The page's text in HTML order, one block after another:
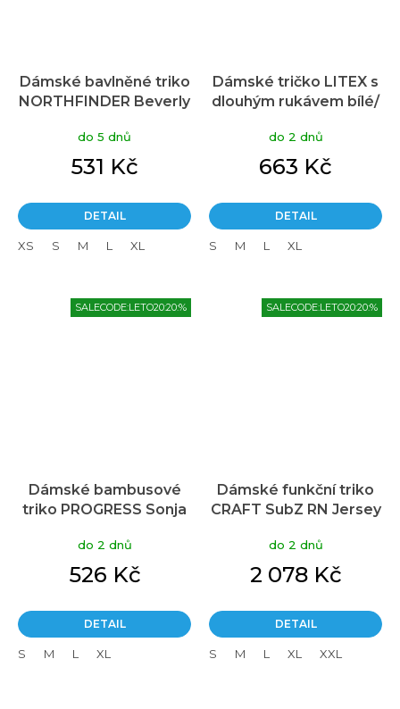
Dámské bavlněné triko
NORTHFINDER Beverly
do 5 dnů
531 Kč
DETAIL
XS S M L XL
Dámské tričko LITEX s
dlouhým rukávem bílé/
do 2 dnů
663 Kč
DETAIL
S M L XL
SALECODE:LETO20:20:%
Dámské bambusové
triko PROGRESS Sonja
do 2 dnů
526 Kč
DETAIL
S M L XL
SALECODE:LETO20:20:%
Dámské funkční triko
CRAFT SubZ RN Jersey
do 2 dnů
2 078 Kč
DETAIL
S M L XL XXL